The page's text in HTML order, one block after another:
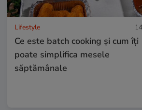
Lifestyle
Ce este batch cooking și cum îți
poate simplifica mesele
săptămânale